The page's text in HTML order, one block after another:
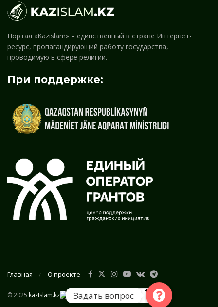
Портал «Kazislam» – единственный в стране Интернет-
ресурс, пропагандирующий работу государства,
проводимую в сфере религии.
При поддержке:
Главная О проекте
© 2025 kazIslam.kz Задать вопрос